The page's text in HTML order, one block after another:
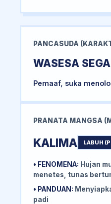
PANCASUDA
WASESA
Pemaaf, suka
PRANATA MANGSA
KALIMA LABUH
• FENOMENA: Hujan
menetes, tunas
• PANDUAN:
padi